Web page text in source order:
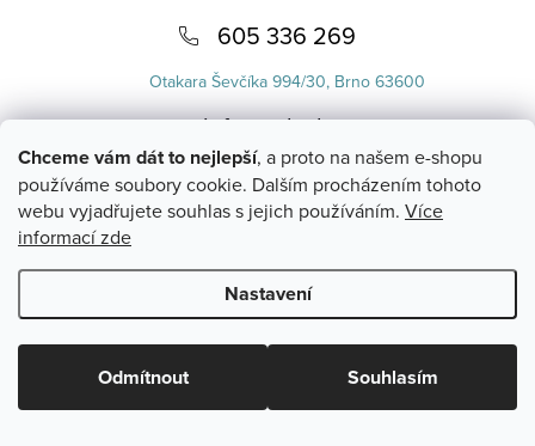
Chceme vám dát to nejlepší, a proto na našem e-shopu
používáme soubory cookie. Dalším procházením tohoto
webu vyjadřujete souhlas s jejich používáním. Více
informací zde
Nastavení
Odmítnout Souhlasím
605 336 269
Otakara Ševčíka 994/30, Brno 63600
info@uvlasku.cz
Copyright 2026UVlásku.cz. Všechna práva vyhrazena.Upravit
nastavení cookies